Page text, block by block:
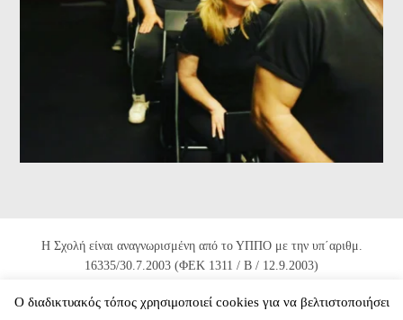
Η Σχολή είναι αναγνωρισμένη από το ΥΠΠΟ με την υπ΄αριθμ.
16335/30.7.2003 (ΦΕΚ 1311 / Β / 12.9.2003)
© 2026 Ανώτερη Ιδιωτική Σχολή Δραματικής Τέχνης «δήλος»
Ο διαδικτυακός τόπος χρησιμοποιεί cookies για να βελτιστοποιήσει